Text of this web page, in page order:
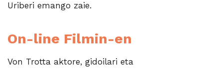
Uriberi emango zaie.
On-line Filmin-en
Von Trotta aktore, gidoilari eta